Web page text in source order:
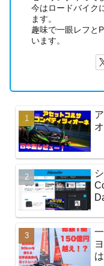
今はロードバイク
ます。
趣味で一眼レフと
います。